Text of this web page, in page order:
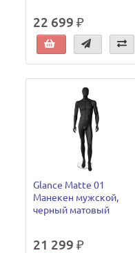
22 699 ₽
Glance Matte 01
Манекен мужской,
черный матовый
21 299 ₽